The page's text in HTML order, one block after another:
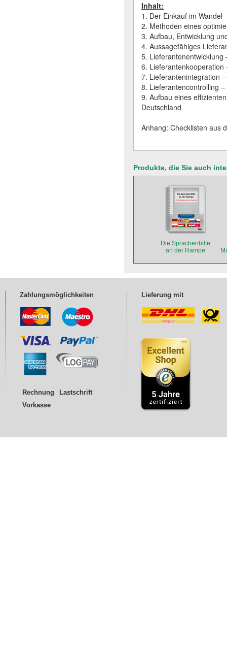
Inhalt:
1. Der Einkauf im Wandel
2. Methoden eines
3. Aufbau, Entwicklung
4. Aussagefähiges
5.
6.
7. Lieferantenintegration
8. Lieferantencontrolling
9. Aufbau eines
Deutschland
Anhang: Checklisten aus
Produkte, die Sie auch
Die Sprachenhilfe
an der Rampe
Zahlungsmöglichkeiten
Rechnung
Lastschrift
Vorkasse
Lieferung mit